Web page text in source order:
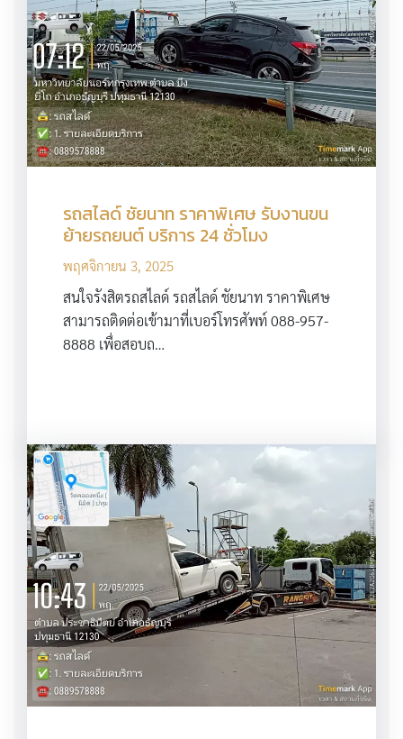
รถสไลด์ ชัยนาท ราคาพิเศษ รับงานขน
ย้ายรถยนต์ บริการ 24 ชั่วโมง
พฤศจิกายน 3, 2025
สนใจรังสิตรถสไลด์ รถสไลด์ ชัยนาท ราคาพิเศษ
สามารถติดต่อเข้ามาที่เบอร์โทรศัพท์ 088-957-
8888 เพื่อสอบถ…